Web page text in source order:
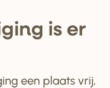
is er
een plaats vrij,